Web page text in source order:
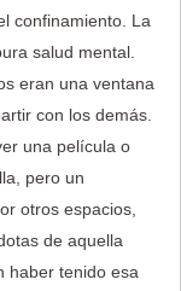
confinamiento. La
salud mental.
eran una ventana
con los demás.
una película o
pero un
otros espacios,
de aquella
haber tenido esa